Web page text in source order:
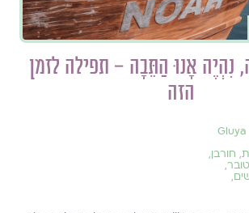
נִהְיֶה אָנוּ הַתֵּבָה – תפילה לזמן
הזה
Gluya
, חורבן,
,
,